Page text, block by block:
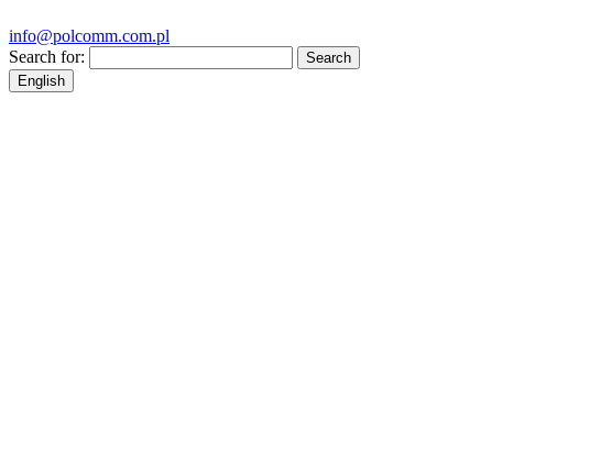
info@polcomm.com.pl
Search for:
English